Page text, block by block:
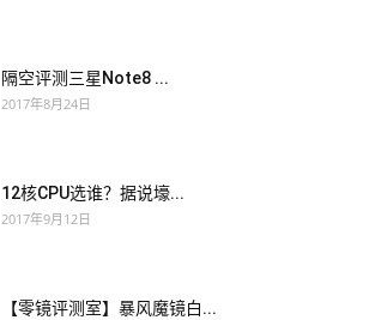
隔空评测三星Note8 ...
2017年8月24日
12核CPU选谁？据说壕...
2017年9月12日
【零镜评测室】暴风魔镜白...